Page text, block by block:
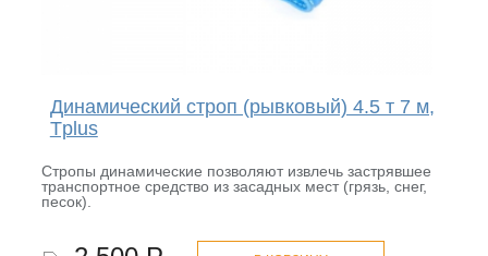
Динамический строп (рывковый) 4.5 т 7 м,
Tplus
Стропы динамические позволяют извлечь застрявшее
транспортное средство из засадных мест (грязь, снег,
песок).